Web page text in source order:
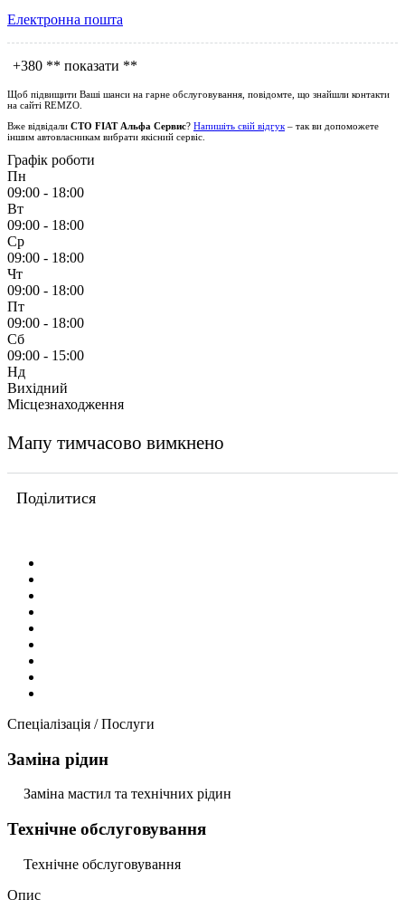
Електронна пошта
+380 ** показати **
Щоб підвищити Ваші шанси на гарне обслуговування, повідомте, що знайшли контакти
на сайті REMZO
Вже відвідали СТО FIAT Альфа Сервис? Напишіть свій відгук – так ви допоможете
іншим автовласникам вибрати якісний сервіс.
Графік роботи
Пн
09:00 - 18:00
Вт
09:00 - 18:00
Ср
09:00 - 18:00
Чт
09:00 - 18:00
Пт
09:00 - 18:00
Сб
09:00 - 15:00
Нд
Вихідний
Місцезнаходження
Мапу тимчасово вимкнено
Поділитися
Спеціалізація / Послуги
Заміна рідин
Заміна мастил та технічних рідин
Технічне обслуговування
Технічне обслуговування
Опис